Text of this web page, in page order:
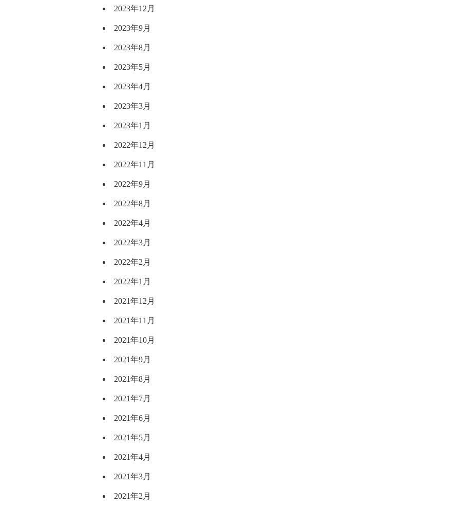
2023年12月
2023年9月
2023年8月
2023年5月
2023年4月
2023年3月
2023年1月
2022年12月
2022年11月
2022年9月
2022年8月
2022年4月
2022年3月
2022年2月
2022年1月
2021年12月
2021年11月
2021年10月
2021年9月
2021年8月
2021年7月
2021年6月
2021年5月
2021年4月
2021年3月
2021年2月